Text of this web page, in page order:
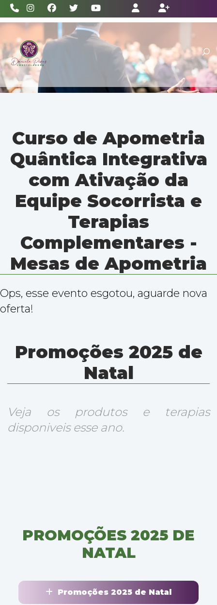
(11) 2528-3386
Curso de Apometria
Quântica Integrativa
com Ativação da
Equipe Socorrista e
Terapias
Complementares -
Mesas de Apometria
Ops, esse evento esgotou, aguarde nova
oferta!
Promoções 2025 de
Natal
Veja os produtos e terapias
disponiveis esse ano.
PROMOÇÕES 2025 DE
NATAL
Promoções 2025 de Natal